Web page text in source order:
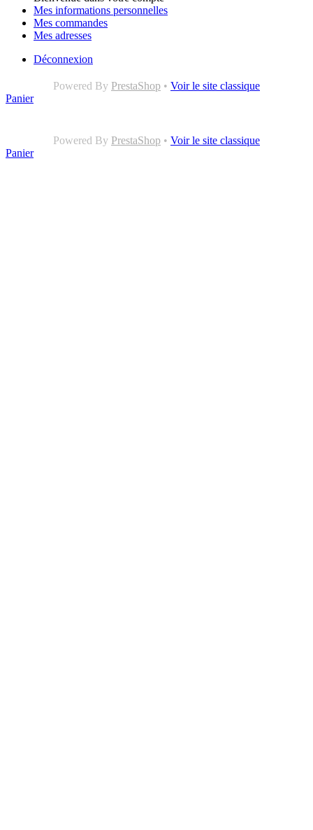
Mes informations personnelles
Mes commandes
Mes adresses
Déconnexion
Powered By PrestaShop • Voir le site classique
Panier
Powered By PrestaShop • Voir le site classique
Panier